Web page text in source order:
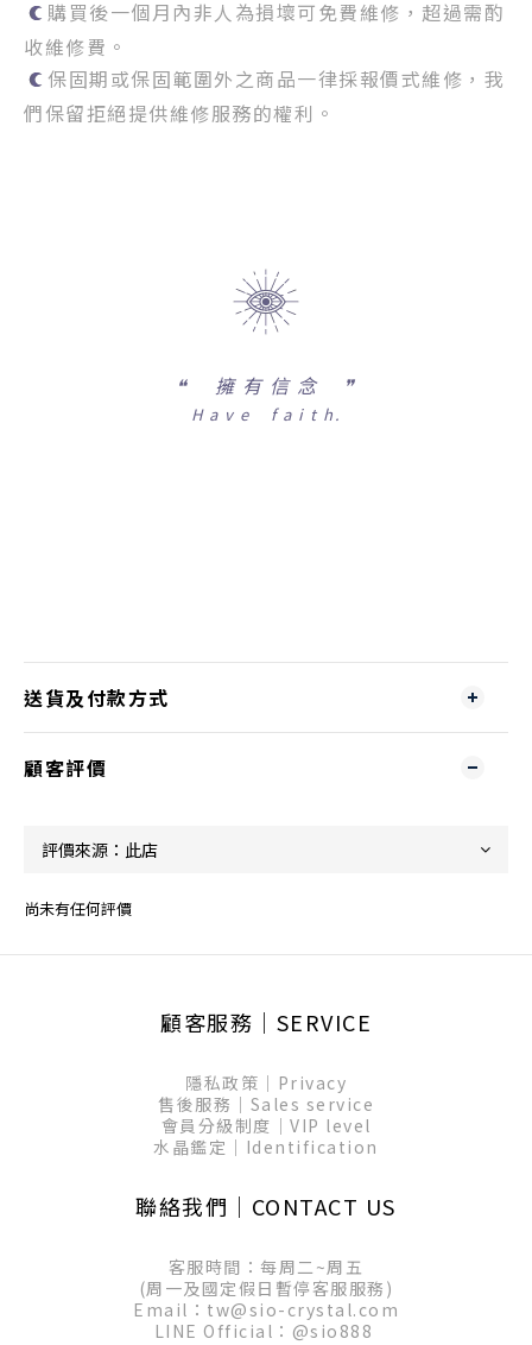
購買後一個月內非人為損壞可免費維修，超過需酌
收維修費。
保固期或保固範圍外之商品一律採報價式維修，我
們保留拒絕提供維修服務的權利。
❝ 擁 有 信 念 ❞
H a v e f a i t h.
送貨及付款方式
顧客評價
尚未有任何評價
顧客服務│SERVICE
隱私政策│Privacy
售後服務│Sales service
會員分級制度│VIP level
水晶鑑定│Identification
聯絡我們│CONTACT US
客服時間：每周二~周五
(周一及國定假日暫停客服服務)
Email：tw@sio-crystal.com
LINE Official： @sio888